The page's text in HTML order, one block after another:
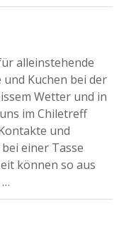
alleinstehende
Kuchen bei der
Wetter und in
im Chiletreff
und
einer Tasse
können so aus